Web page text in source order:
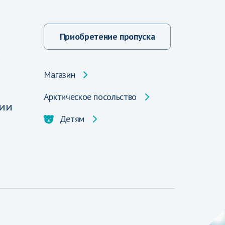
Приобретение пропуска
Магазин
Арктическое посольство
Детям